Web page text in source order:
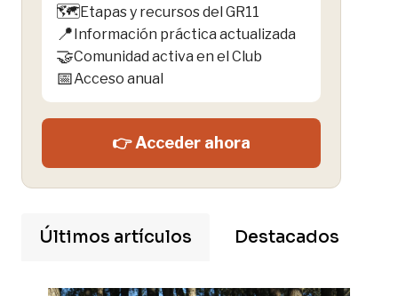
🗺️Etapas y recursos del GR11
📍Información práctica actualizada
🤝Comunidad activa en el Club
📅Acceso anual
👉 Acceder ahora
Últimos artículos Destacados